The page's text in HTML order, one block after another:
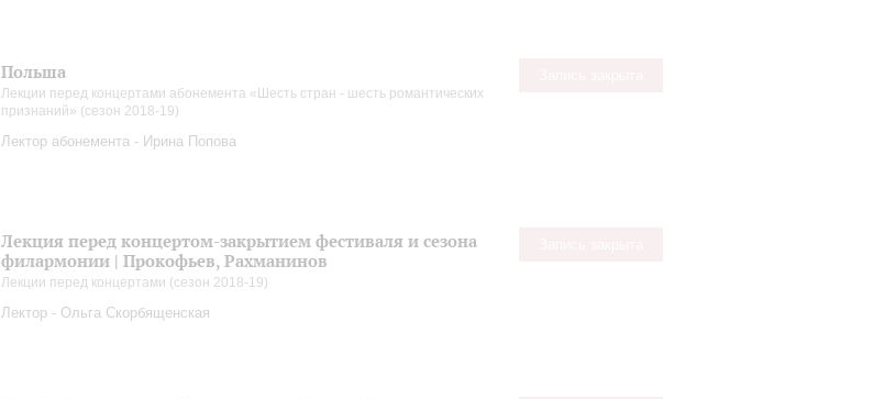
Польша
Лекции перед концертами абонемента «Шесть стран - шесть романтических
признаний» (сезон 2018-19)
Лектор абонемента - Ирина Попова
Лекция перед концертом-закрытием фестиваля и сезона
филармонии | Прокофьев, Рахманинов
Лекции перед концертами (сезон 2018-19)
Лектор - Ольга Скорбященская